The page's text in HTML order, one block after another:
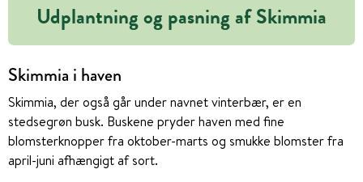
Udplantning og pasning af Skimmia
Skimmia i haven
Skimmia, der også går under navnet vinterbær, er en
stedsegrøn busk. Buskene pryder haven med fine
blomsterknopper fra oktober-marts og smukke blomster fra
april-juni afhængigt af sort.